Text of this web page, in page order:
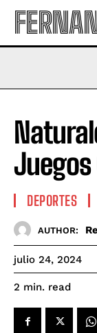
DEPORTES
AUTHOR:
julio 24, 2024
2 min. read